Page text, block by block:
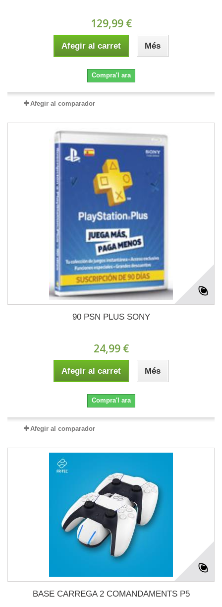
129,99 €
Afegir al carret Més
Compra'l ara
Afegir al comparador
90 PSN PLUS SONY
24,99 €
Afegir al carret Més
Compra'l ara
Afegir al comparador
BASE CARREGA 2 COMANDAMENTS P5